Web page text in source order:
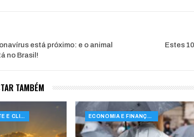
está próximo: e o animal
no Brasil!
Estes
TAMBÉM
MEIO AMBIENTE E CLIMA ECONOMIA E FINANÇAS